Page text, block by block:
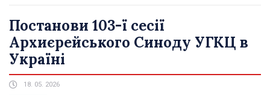
Постанови 103-ї сесії
Архиєрейського Синоду УГКЦ в
Україні
18. 05. 2026